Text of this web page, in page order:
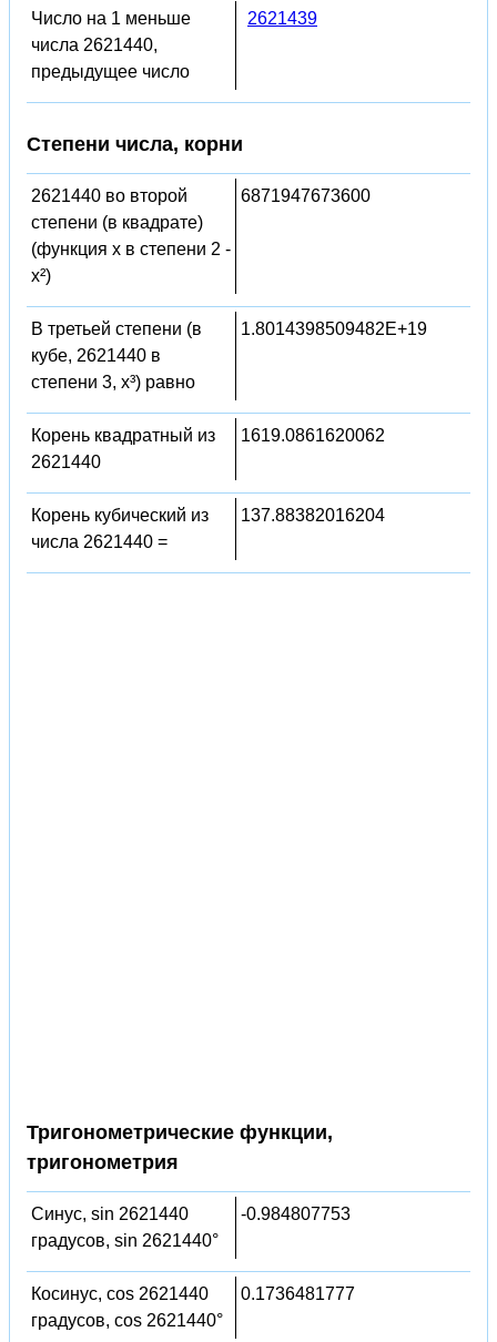
Число на 1 меньше
числа 2621440,
предыдущее число
2621439
Степени числа, корни
2621440 во второй
степени (в квадрате)
(функция x в степени 2 -
x²)
6871947673600
В третьей степени (в
кубе, 2621440 в
степени 3, x³) равно
1.8014398509482E+19
Корень квадратный из
2621440
1619.0861620062
Корень кубический из
числа 2621440 =
137.88382016204
Тригонометрические функции,
тригонометрия
Синус, sin 2621440
градусов, sin 2621440°
-0.984807753
Косинус, cos 2621440
градусов, cos 2621440°
0.1736481777